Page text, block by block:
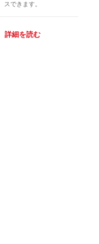
スできます。
詳細を読む